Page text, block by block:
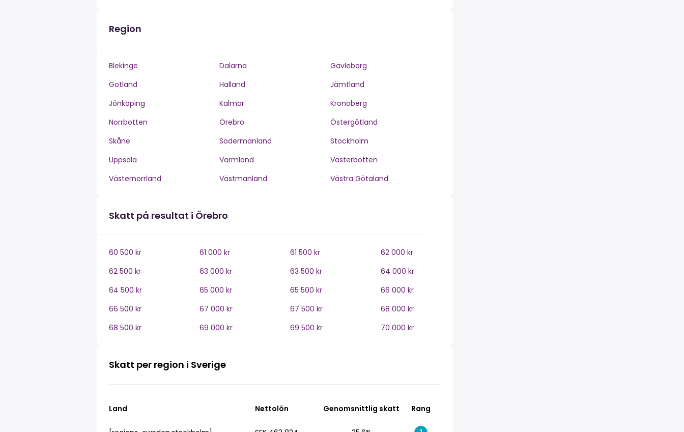
Region
Blekinge Dalarna
Gävleborg
Gotland
Halland
Jämtland
Jönköping
Kalmar
Kronoberg
Norrbotten
Örebro
Östergötland
Skåne
Södermanland
Stockholm
Uppsala
Värmland
Västerbotten
Västernorrland
Västmanland Västra Götaland
Skatt på resultat i Örebro
60 500 kr 61 000 kr 61 500 kr
62 000 kr
62 500 kr
63 000 kr 63 500 kr
64 000 kr
64 500 kr
65 000 kr 65 500 kr
66 000 kr
66 500 kr
67 000 kr 67 500 kr
68 000 kr
68 500 kr
69 000 kr 69 500 kr 70 000 kr
Skatt per region i Sverige
Land Nettolön Genomsnittlig skatt Rang